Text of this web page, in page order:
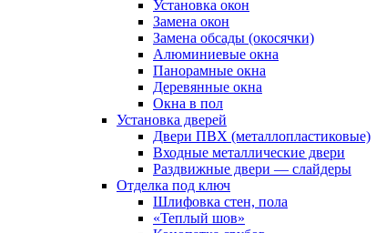
Установка окон
Замена окон
Замена обсады (окосячки)
Алюминиевые окна
Панорамные окна
Деревянные окна
Окна в пол
Установка дверей
Двери ПВХ (металлопластиковые)
Входные металлические двери
Раздвижные двери — слайдеры
Отделка под ключ
Шлифовка стен, пола
«Теплый шов»